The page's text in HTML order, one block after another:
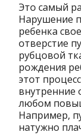
Это самый
Нарушение
ребенка
отверстие
рубцовой
рождения
этот
внутренние
любом
Например,
натужно